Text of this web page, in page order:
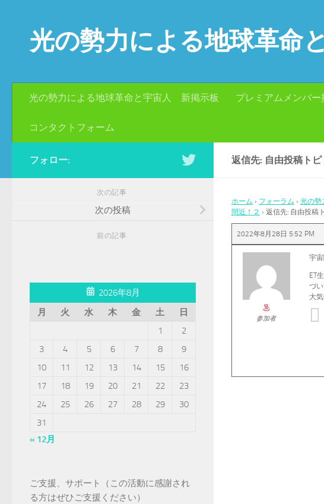
光の勢力による地球革命
光の勢力による地球革命と宇宙人 新掲示板 プレミアムメンバー
コンタクトフォーム
返信先: 自由投稿ト
ホーム › フォーラム › 光の勢
間近！２ › 返信先: 自由投稿
2022年8月28日 5:52 PM
参加者
宇
ET
づ
大
フォロー:
次の記事
次の投稿
前の記事
2026年8月
月
火 水 木 金 土
日
1
2
3
4 5 6 7 8
9
10
11 12 13 14 15
16
17
18 19 20 21 22
23
24
25 26 27 28 29
30
31
« 12月
ご支援、サポート（この活動に感謝され
る方はぜひご支援ください）